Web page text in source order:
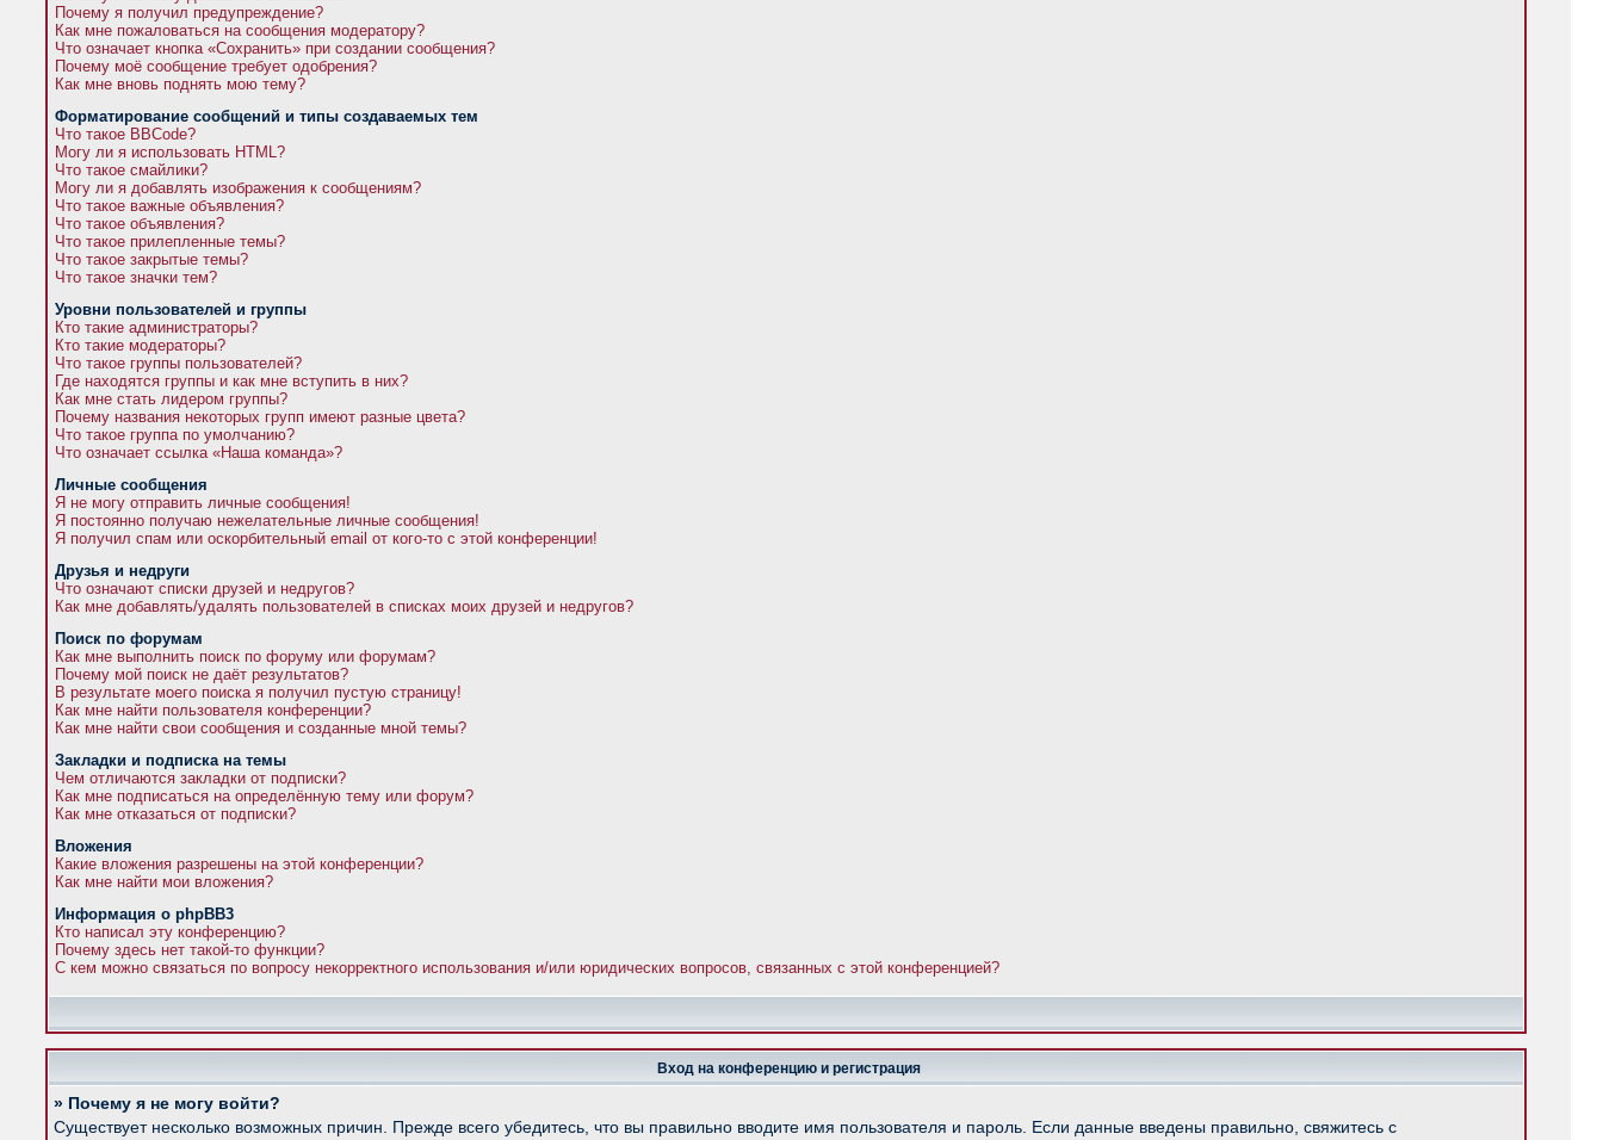
Почему я получил предупреждение?
Как мне пожаловаться на сообщения модератору?
Что означает кнопка «Сохранить» при создании сообщения?
Почему моё сообщение требует одобрения?
Как мне вновь поднять мою тему?
Форматирование сообщений и типы создаваемых тем
Что такое BBCode?
Могу ли я использовать HTML?
Что такое смайлики?
Могу ли я добавлять изображения к сообщениям?
Что такое важные объявления?
Что такое объявления?
Что такое прилепленные темы?
Что такое закрытые темы?
Что такое значки тем?
Уровни пользователей и группы
Кто такие администраторы?
Кто такие модераторы?
Что такое группы пользователей?
Где находятся группы и как мне вступить в них?
Как мне стать лидером группы?
Почему названия некоторых групп имеют разные цвета?
Что такое группа по умолчанию?
Что означает ссылка «Наша команда»?
Личные сообщения
Я не могу отправить личные сообщения!
Я постоянно получаю нежелательные личные сообщения!
Я получил спам или оскорбительный email от кого-то с этой конференции!
Друзья и недруги
Что означают списки друзей и недругов?
Как мне добавлять/удалять пользователей в списках моих друзей и недругов?
Поиск по форумам
Как мне выполнить поиск по форуму или форумам?
Почему мой поиск не даёт результатов?
В результате моего поиска я получил пустую страницу!
Как мне найти пользователя конференции?
Как мне найти свои сообщения и созданные мной темы?
Закладки и подписка на темы
Чем отличаются закладки от подписки?
Как мне подписаться на определённую тему или форум?
Как мне отказаться от подписки?
Вложения
Какие вложения разрешены на этой конференции?
Как мне найти мои вложения?
Информация о phpBB3
Кто написал эту конференцию?
Почему здесь нет такой-то функции?
С кем можно связаться по вопросу некорректного использования и/или юридических вопросов, связанных с этой конференцией?
Вход на конференцию и регистрация
» Почему я не могу войти?
Существует несколько возможных причин. Прежде всего убедитесь, что вы правильно вводите имя пользователя и пароль. Если данные введены правильно, свяжитесь с